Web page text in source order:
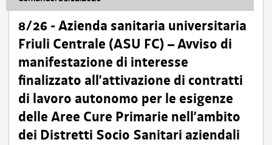
8/26 - Azienda sanitaria universitaria
Friuli Centrale (ASU FC) – Avviso di
manifestazione di interesse
finalizzato all’attivazione di contratti
di lavoro autonomo per le esigenze
delle Aree Cure Primarie nell’ambito
dei Distretti Socio Sanitari aziendali